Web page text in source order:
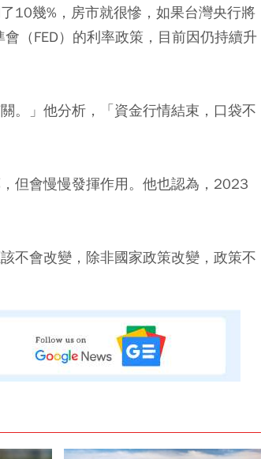
10幾%，房市就很慘，如果台灣央行將
（FED）的利率政策，目前因仍持續升
。」他分析，「資金行情結束，口袋不
但會慢慢發揮作用。他也認為，2023
不會改變，除非國家政策改變，政策不